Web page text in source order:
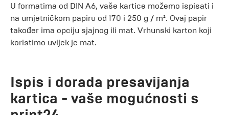
U formatima od DIN A6, vaše kartice možemo ispisati i
na umjetničkom papiru od 170 i 250 g / m². Ovaj papir
također ima opciju sjajnog ili mat. Vrhunski karton koji
koristimo uvijek je mat.
Ispis i dorada presavijanja
kartica - vaše mogućnosti s